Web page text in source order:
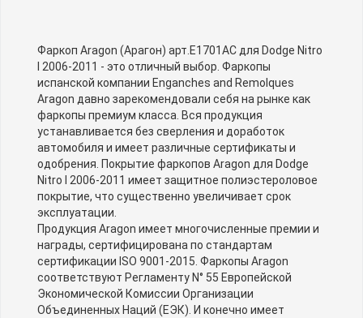
Фаркоп Aragon (Арагон) арт.E1701AC для Dodge Nitro
I 2006-2011 - это отличный выбор. Фаркопы
испанской компании Enganches and Remolques
Aragon давно зарекомендовали себя на рынке как
фаркопы премиум класса. Вся продукция
устанавливается без сверления и доработок
автомобиля и имеет различные сертификаты и
одобрения. Покрытие фаркопов Aragon для Dodge
Nitro I 2006-2011 имеет защитное полиэстероловое
покрытие, что существенно увеличивает срок
эксплуатации.
Продукция Aragon имеет многочисленные премии и
награды, сертифицирована по стандартам
сертификации ISO 9001-2015. Фаркопы Aragon
соответствуют Регламенту N° 55 Европейской
Экономической Комиссии Организации
Объединенных Наций (ЕЭК). И конечно имеет